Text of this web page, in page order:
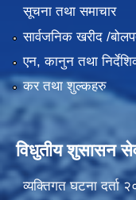
सूचना तथा समाचार
सार्वजनिक खरीद /
एन, कानुन तथा
कर तथा शुल्कहरु
विधुतीय शुसासन
व्यक्तिगत घटना दर्ता